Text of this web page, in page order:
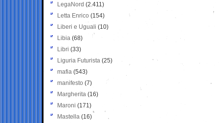
LegaNord (2.411)
Letta Enrico (154)
Liberi e Uguali (10)
Libia (68)
Libri (33)
Liguria Futurista (25)
mafia (543)
manifesto (7)
Margherita (16)
Maroni (171)
Mastella (16)